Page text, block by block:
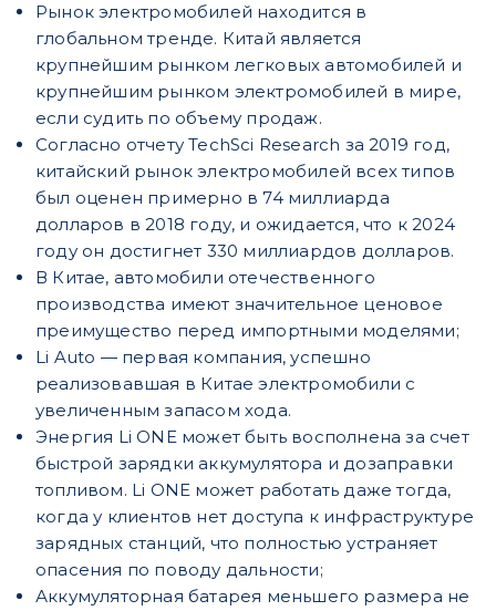
Рынок электромобилей находится в
глобальном тренде. Китай является
крупнейшим рынком легковых автомобилей и
крупнейшим рынком электромобилей в мире,
если судить по объему продаж.
Согласно отчету TechSci Research за 2019 год,
китайский рынок электромобилей всех типов
был оценен примерно в 74 миллиарда
долларов в 2018 году, и ожидается, что к 2024
году он достигнет 330 миллиардов долларов.
В Китае, автомобили отечественного
производства имеют значительное ценовое
преимущество перед импортными моделями;
Li Auto — первая компания, успешно
реализовавшая в Китае электромобили с
увеличенным запасом хода.
Энергия Li ONE может быть восполнена за счет
быстрой зарядки аккумулятора и дозаправки
топливом. Li ONE может работать даже тогда,
когда у клиентов нет доступа к инфраструктуре
зарядных станций, что полностью устраняет
опасения по поводу дальности;
Аккумуляторная батарея меньшего размера не